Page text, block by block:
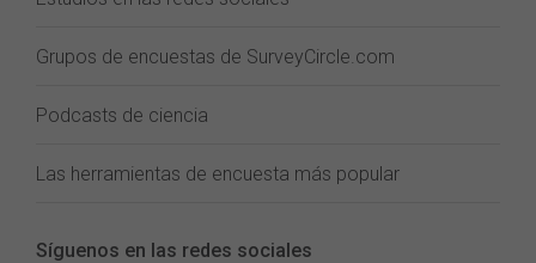
Grupos de encuestas de SurveyCircle.com
Podcasts de ciencia
Las herramientas de encuesta más popular
Síguenos en las redes sociales